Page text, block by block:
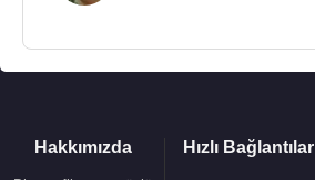
Kaynak:Biyografiler.com
Hakkımızda Hızlı Bağlantılar